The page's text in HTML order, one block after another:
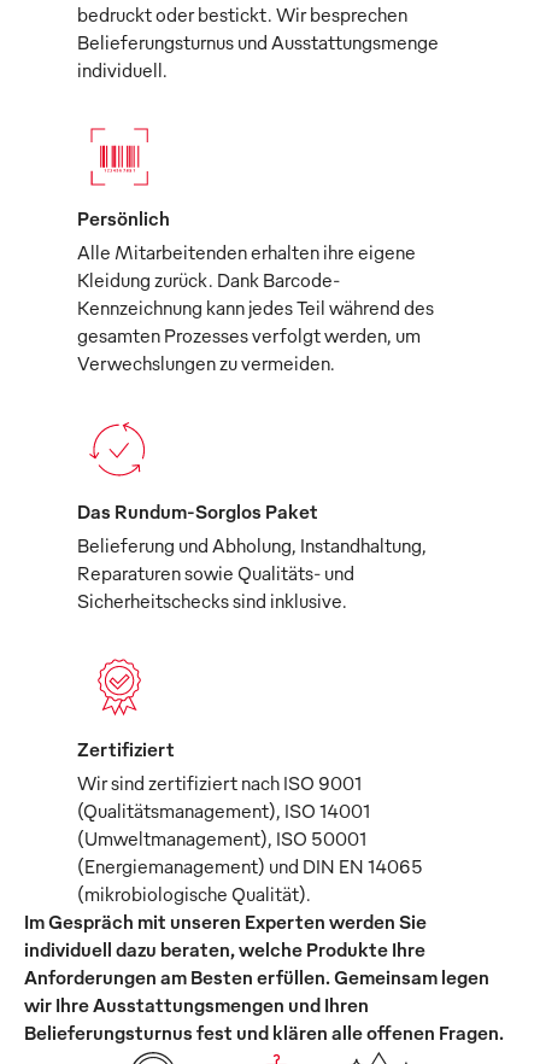
bedruckt oder bestickt. Wir besprechen
Belieferungsturnus und Ausstattungsmenge
individuell.
Persönlich
Alle Mitarbeitenden erhalten ihre eigene
Kleidung zurück. Dank Barcode-
Kennzeichnung kann jedes Teil während des
gesamten Prozesses verfolgt werden, um
Verwechslungen zu vermeiden.
Das Rundum-Sorglos Paket
Belieferung und Abholung, Instandhaltung,
Reparaturen sowie Qualitäts- und
Sicherheitschecks sind inklusive.
Zertifiziert
Wir sind zertifiziert nach ISO 9001
(Qualitätsmanagement), ISO 14001
(Umweltmanagement), ISO 50001
(Energiemanagement) und DIN EN 14065
(mikrobiologische Qualität).
Im Gespräch mit unseren Experten werden Sie
individuell dazu beraten, welche Produkte Ihre
Anforderungen am Besten erfüllen. Gemeinsam legen
wir Ihre Ausstattungsmengen und Ihren
Belieferungsturnus fest und klären alle offenen Fragen.